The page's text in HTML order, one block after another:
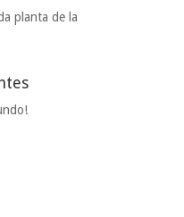
planta de la